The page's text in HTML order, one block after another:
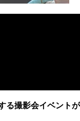
る撮影会イベントが